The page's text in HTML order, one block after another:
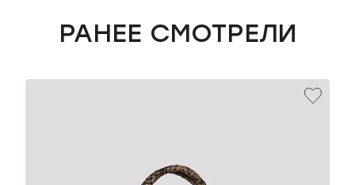
РАНЕЕ СМОТРЕЛИ